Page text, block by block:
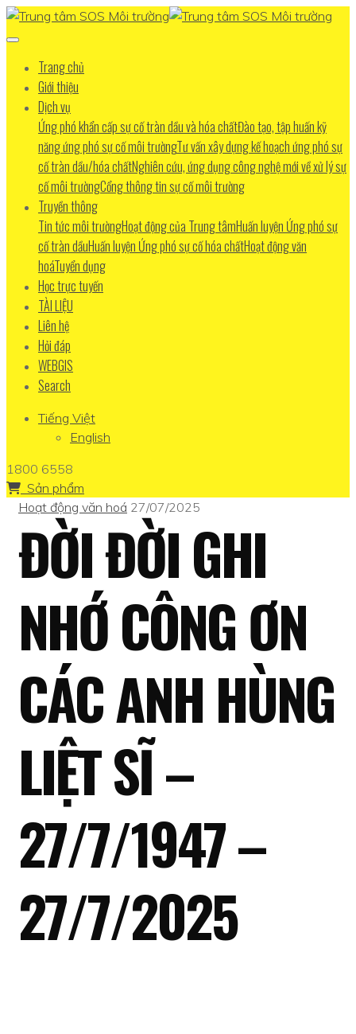
Trang chủ
Giới thiệu
Dịch vụ
Ứng phó khẩn cấp sự cố tràn dầu và hóa chấtĐào tạo, tập huấn kỹ
năng ứng phó sự cố môi trườngTư vấn xây dựng kế hoạch ứng phó sự
cố tràn dầu/hóa chấtNghiên cứu, ứng dụng công nghệ mới về xử lý sự
cố môi trườngCổng thông tin sự cố môi trường
Truyền thông
Tin tức môi trườngHoạt động của Trung tâmHuấn luyện Ứng phó sự
cố tràn dầuHuấn luyện Ứng phó sự cố hóa chấtHoạt động văn
hoáTuyển dụng
Học trực tuyến
TÀI LIỆU
Liên hệ
Hỏi đáp
WEBGIS
Search
Tiếng Việt
English
1800 6558
Sản phẩm
Hoạt động văn hoá 27/07/2025
ĐỜI ĐỜI GHI
NHỚ CÔNG ƠN
CÁC ANH HÙNG
LIỆT SĨ –
27/7/1947 –
27/7/2025